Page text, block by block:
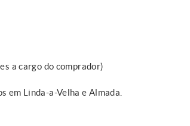
a cargo do comprador)
em Linda-a-Velha e Almada.